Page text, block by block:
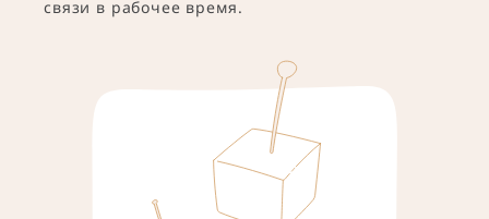
связи в рабочее время.